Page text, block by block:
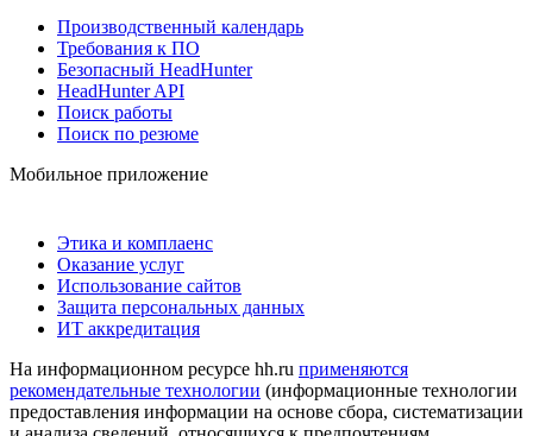
Производственный календарь
Требования к ПО
Безопасный HeadHunter
HeadHunter API
Поиск работы
Поиск по резюме
Мобильное приложение
Этика и комплаенс
Оказание услуг
Использование сайтов
Защита персональных данных
ИТ аккредитация
На информационном ресурсе hh.ru применяются
рекомендательные технологии (информационные технологии
предоставления информации на основе сбора, систематизации